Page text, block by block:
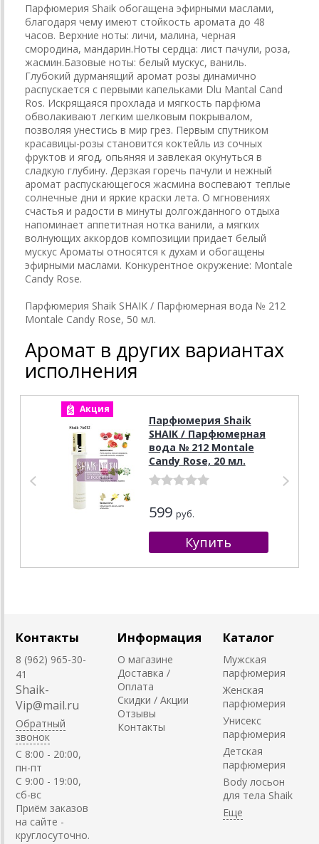
Парфюмерия Shaik обогащена эфирными маслами,
благодаря чему имеют стойкость аромата до 48
часов. Верхние ноты: личи, малина, черная
смородина, мандарин.Ноты сердца: лист пачули, роза,
жасмин.Базовые ноты: белый мускус, ваниль.
Глубокий дурманящий аромат розы динамично
распускается с первыми капельками Dlu Mantal Cand
Ros. Искрящаяся прохлада и мягкость парфюма
обволакивают легким шелковым покрывалом,
позволяя унестись в мир грез. Первым спутником
красавицы-розы становится коктейль из сочных
фруктов и ягод, опьяняя и завлекая окунуться в
сладкую глубину. Дерзкая горечь пачули и нежный
аромат распускающегося жасмина воспевают теплые
солнечные дни и яркие краски лета. О мгновениях
счастья и радости в минуты долгожданного отдыха
напоминает аппетитная нотка ванили, а мягких
волнующих аккордов композиции придает белый
мускус Ароматы относятся к духам и обогащены
эфирными маслами. Конкурентное окружение: Montale
Candy Rose.
Парфюмерия Shaik SHAIK / Парфюмерная вода № 212
Montale Candy Rose, 50 мл.
Аромат в других вариантах
исполнения
Акция
Парфюмерия Shaik
SHAIK / Парфюмерная
вода № 212 Montale
Candy Rose, 20 мл.
599 руб.
Контакты
8 (962) 965-30-
41
Shaik-
Vip@mail.ru
Обратный
звонок
C 8:00 - 20:00,
пн-пт
С 9:00 - 19:00,
сб-вс
Приём заказов
на сайте -
круглосуточно.
Информация
О магазине
Доставка /
Оплата
Скидки / Акции
Отзывы
Контакты
Каталог
Мужская
парфюмерия
Женская
парфюмерия
Унисекс
парфюмерия
Детская
парфюмерия
Body лосьон
для тела Shaik